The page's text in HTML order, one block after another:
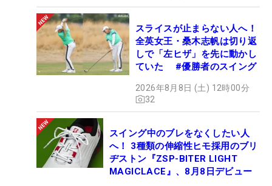
スライスが止まらない人へ！
全英女王・桑木志帆は切り返
しで「左ヒザ」を先に動かし
ていた #優勝者のスイング
2026年8月8日 (土) 12時00分
32
スイング中のブレをなくしたい人
へ！ 3種類の伸縮性ヒモ採用のブリ
ヂストン『ZSP-BITER LIGHT
MAGICLACE』、8月8日デビュー